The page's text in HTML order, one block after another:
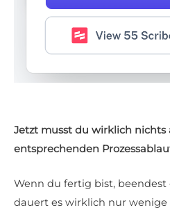
Jetzt musst du wirklich nichts
entsprechenden
Wenn du fertig bist,
dauert es wirklich nur wenige